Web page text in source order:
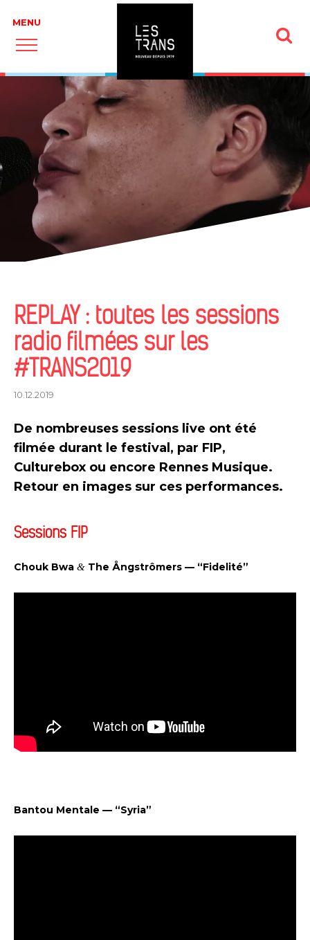
REPLAY : toutes les sessions
radio filmées sur les
#TRANS2019
10.12.2019
De nombreuses sessions live ont été
filmée durant le festival, par FIP,
Culturebox ou encore Rennes Musique.
Retour en images sur ces performances.
Sessions FIP
Chouk Bwa & The Ångstrômers — “Fidelité”
Bantou Mentale — “Syria”